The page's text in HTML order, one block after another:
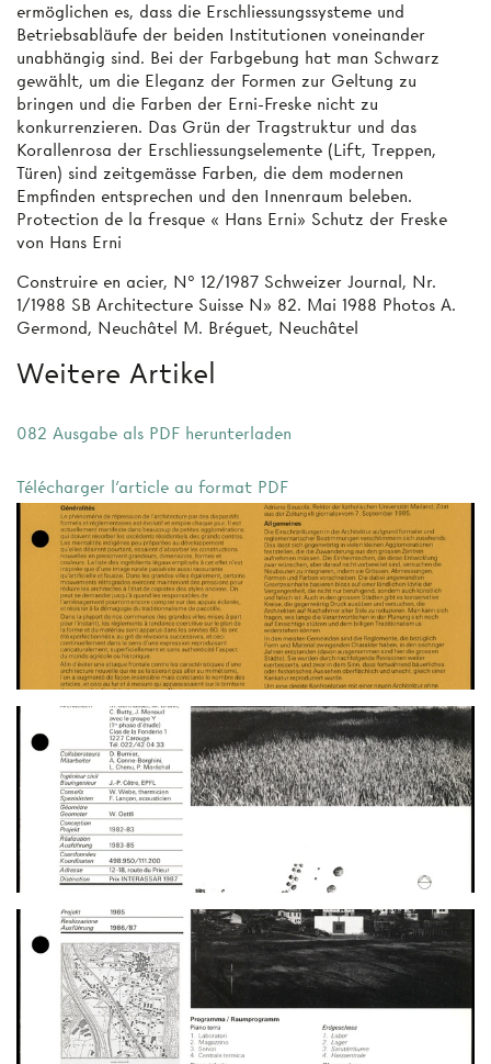
ermöglichen es, dass die Erschliessungssysteme und
Betriebsabläufe der beiden Institutionen voneinander
unabhängig sind. Bei der Farbgebung hat man Schwarz
gewählt, um die Eleganz der Formen zur Geltung zu
bringen und die Farben der Erni-Freske nicht zu
konkurrenzieren. Das Grün der Tragstruktur und das
Korallenrosa der Erschliessungselemente (Lift, Treppen,
Türen) sind zeitgemässe Farben, die dem modernen
Empfinden entsprechen und den Innenraum beleben.
Protection de la fresque « Hans Erni» Schutz der Freske
von Hans Erni
Construire en acier, N° 12/1987 Schweizer Journal, Nr.
1/1988 SB Architecture Suisse N» 82. Mai 1988 Photos A.
Germond, Neuchâtel M. Bréguet, Neuchâtel
Weitere Artikel
082 Ausgabe als PDF herunterladen
Télécharger l'article au format PDF